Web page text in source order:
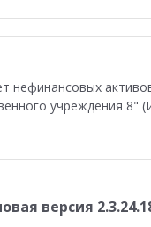
нефинансовых
учреждения 8"
версия